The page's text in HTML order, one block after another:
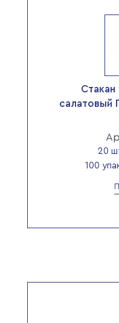
салатовый
20
100